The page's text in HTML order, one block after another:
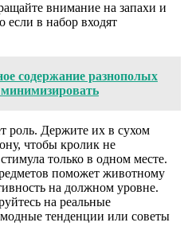
внимание на запахи и
если в набор входят
содержание разнополых
роль. Держите их в сухом
чтобы кролик не
только в одном месте.
поможет животному
на должном уровне.
на реальные
тенденции или советы